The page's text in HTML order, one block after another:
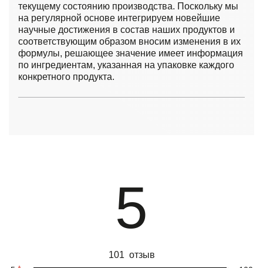
текущему состоянию производства. Поскольку мы
на регулярной основе интегрируем новейшие
научные достижения в состав наших продуктов и
соответствующим образом вносим изменения в их
формулы, решающее значение имеет информация
по ингредиентам, указанная на упаковке каждого
конкретного продукта.
5
101 отзыв